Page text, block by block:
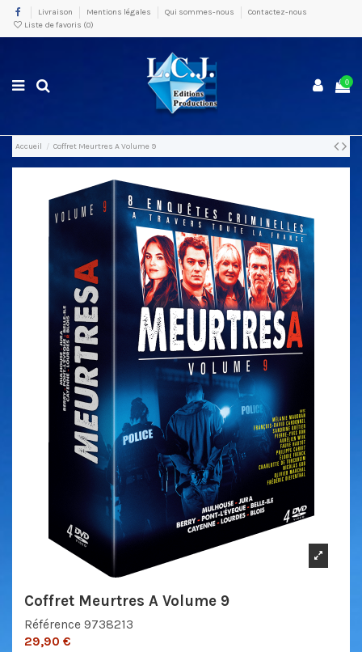
Livraison Mentions légales Qui sommes-nous
Contactez-nous
Liste de favoris (0)
0
Accueil Coffret Meurtres A Volume 9
Coffret Meurtres A Volume 9
Référence 9738213
29,90 €